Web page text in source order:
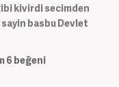
kivirdi secimden
basbu Devlet
6 beğeni